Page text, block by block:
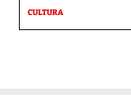
CULTURA